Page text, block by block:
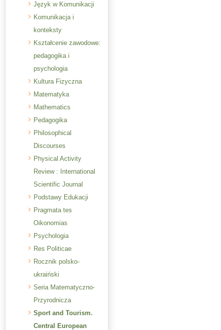
Język w Komunikacji
Komunikacja i
konteksty
Kształcenie zawodowe:
pedagogika i
psychologia
Kultura Fizyczna
Matematyka
Mathematics
Pedagogika
Philosophical
Discourses
Physical Activity
Review : International
Scientific Journal
Podstawy Edukacji
Pragmata tes
Oikonomias
Psychologia
Res Politicae
Rocznik polsko-
ukraiński
Seria Matematyczno-
Przyrodnicza
Sport and Tourism.
Central European